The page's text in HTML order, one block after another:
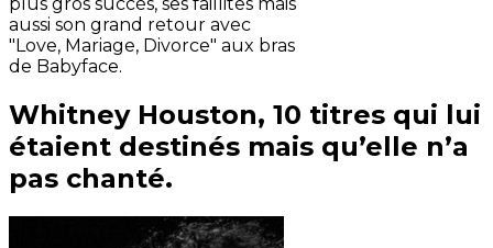
aussi son grand retour avec
"Love, Mariage, Divorce" aux bras
de Babyface.
Whitney Houston, 10 titres qui lui
étaient destinés mais qu’elle n’a
pas chanté.